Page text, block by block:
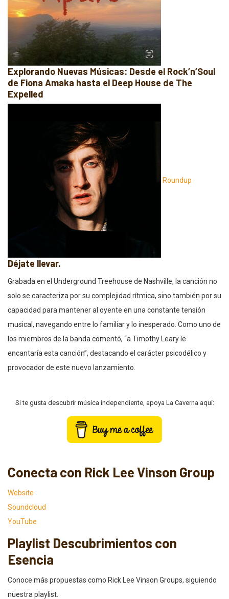
Explorando Nuevas Músicas: Desde el Rock’n’Soul
de Fiona Amaka hasta el Deep House de The
Expelled
Roundup
Déjate llevar.
Grabada en el Underground Treehouse de Nashville, la canción no
solo se caracteriza por su complejidad rítmica, sino también por su
capacidad para mantener al oyente en una constante tensión
musical, navegando entre lo familiar y lo inesperado. Como uno de
los miembros de la banda comentó, “a Timothy Leary le
encantaría esta canción”, destacando el carácter psicodélico y
provocador de este nuevo lanzamiento.
Si te gusta descubrir música independiente, apoya La Caverna aquí:
Conecta con Rick Lee Vinson Group
Website
Soundcloud
YouTube
Playlist Descubrimientos con
Esencia
Conoce más propuestas como Rick Lee Vinson Groups, siguiendo
nuestra playlist.